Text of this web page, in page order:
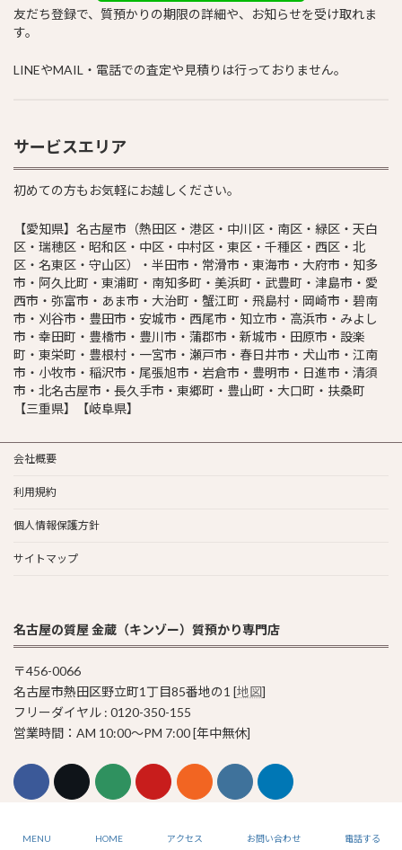
友だち登録で、質預かりの期限の詳細や、お知らせを受け取れま
す。
LINEやMAIL・電話での査定や見積りは行っておりません。
サービスエリア
初めての方もお気軽にお越しください。
【愛知県】名古屋市（熱田区・港区・中川区・南区・緑区・天白
区・瑞穂区・昭和区・中区・中村区・東区・千種区・西区・北
区・名東区・守山区）・半田市・常滑市・東海市・大府市・知多
市・阿久比町・東浦町・南知多町・美浜町・武豊町・津島市・愛
西市・弥富市・あま市・大治町・蟹江町・飛島村・岡崎市・碧南
市・刈谷市・豊田市・安城市・西尾市・知立市・高浜市・みよし
市・幸田町・豊橋市・豊川市・蒲郡市・新城市・田原市・設楽
町・東栄町・豊根村・一宮市・瀬戸市・春日井市・犬山市・江南
市・小牧市・稲沢市・尾張旭市・岩倉市・豊明市・日進市・清須
市・北名古屋市・長久手市・東郷町・豊山町・大口町・扶桑町
【三重県】【岐阜県】
会社概要
利用規約
個人情報保護方針
サイトマップ
名古屋の質屋 金蔵（キンゾー）質預かり専門店
〒456-0066
名古屋市熱田区野立町1丁目85番地の1 [地図]
フリーダイヤル : 0120-350-155
営業時間：AM 10:00〜PM 7:00 [年中無休]
MENU HOME アクセス お問い合わせ 電話する